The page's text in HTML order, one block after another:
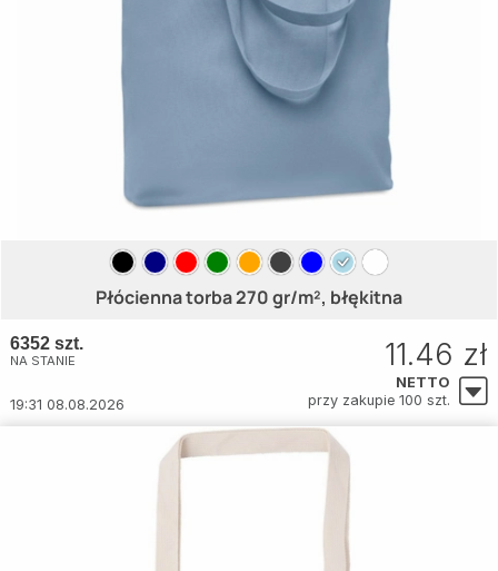
Płócienna torba 270 gr/m², błękitna
6352 szt.
NA STANIE
19:31 08.08.2026
11.46 zł
NETTO
przy zakupie 100 szt.